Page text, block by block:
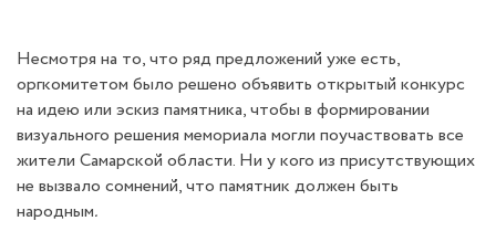
Несмотря на то, что ряд предложений уже есть,
оргкомитетом было решено объявить открытый конкурс
на идею или эскиз памятника, чтобы в формировании
визуального решения мемориала могли поучаствовать все
жители Самарской области. Ни у кого из присутствующих
не вызвало сомнений, что памятник должен быть
народным.